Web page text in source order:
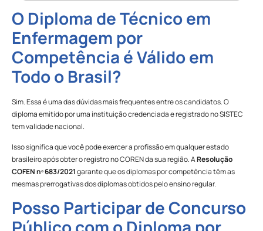
O Diploma de Técnico em
Enfermagem por
Competência é Válido em
Todo o Brasil?
Sim. Essa é uma das dúvidas mais frequentes entre os candidatos. O
diploma emitido por uma instituição credenciada e registrado no SISTEC
tem validade nacional.
Isso significa que você pode exercer a profissão em qualquer estado
brasileiro após obter o registro no COREN da sua região. AResolução
COFEN nº 683/2021garante que os diplomas por competência têm as
mesmas prerrogativas dos diplomas obtidos pelo ensino regular.
Posso Participar de Concurso